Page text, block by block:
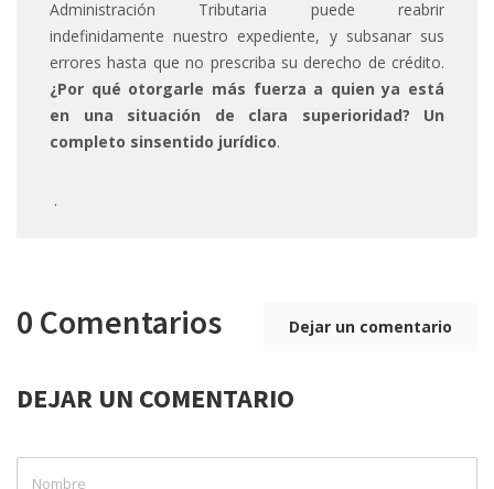
Administración Tributaria puede reabrir
indefinidamente nuestro expediente, y subsanar sus
errores hasta que no prescriba su derecho de crédito.
¿Por qué otorgarle más fuerza a quien ya está
en una situación de clara superioridad? Un
completo sinsentido jurídico.
.
0 Comentarios Dejar un comentario
DEJAR UN COMENTARIO